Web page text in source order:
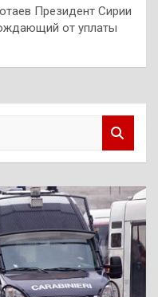
Президент Сирии
от уплаты